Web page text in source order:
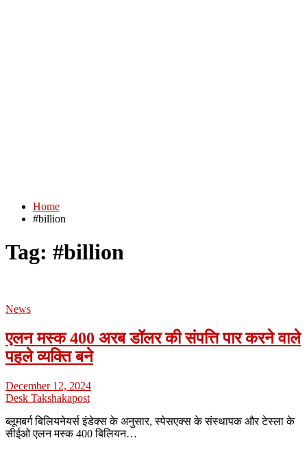
Home
#billion
Tag: #billion
News
एलन मस्क 400 अरब डॉलर की संपत्ति पार करने वाले
पहले व्यक्ति बने
December 12, 2024
Desk Takshakapost
ब्लूमबर्ग बिलियनेयर्स इंडेक्स के अनुसार, स्पेसएक्स के संस्थापक और टेस्ला के
सीईओ एलन मस्क 400 बिलियन…